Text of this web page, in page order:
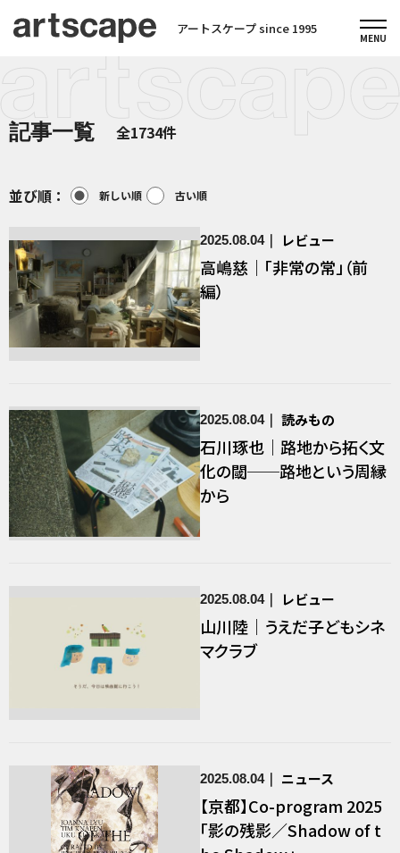
アートスケープ since 1995
記事一覧 全1734件
並び順： 新しい順 古い順
2025.08.04 レビュー
高嶋慈｜「非常の常」（前
編）
2025.08.04 読みもの
石川琢也｜路地から拓く文
化の閾──路地という周縁
から
2025.08.04 レビュー
山川陸｜うえだ子どもシネ
マクラブ
2025.08.04 ニュース
【京都】Co-program 2025
「影の残影／Shadow of t